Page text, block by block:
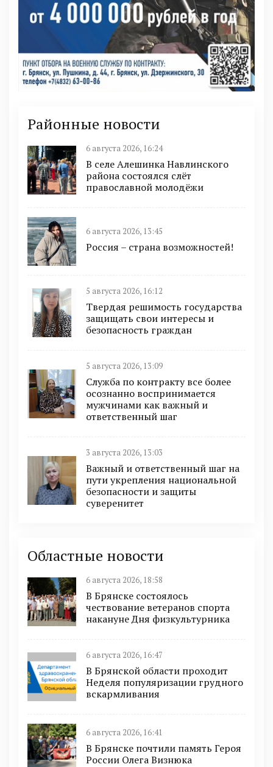
Районные новости
6 августа 2026, 16:24
В селе Алешинка Навлинского
района состоялся слёт
православной молодёжи
6 августа 2026, 13:45
Россия – страна возможностей!
5 августа 2026, 16:12
Твердая решимость государства
защищать свои интересы и
безопасность граждан
5 августа 2026, 13:09
Служба по контракту все более
осознанно воспринимается
мужчинами как важный и
ответственный шаг
3 августа 2026, 13:03
Важный и ответственный шаг на
пути укрепления национальной
безопасности и защиты
суверенитет
Областные новости
6 августа 2026, 18:58
В Брянске состоялось
чествование ветеранов спорта
накануне Дня физкультурника
6 августа 2026, 16:47
В Брянской области проходит
Неделя популяризации грудного
вскармливания
6 августа 2026, 16:41
В Брянске почтили память Героя
России Олега Визнюка